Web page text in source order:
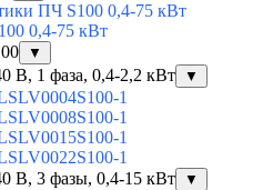
ПЧ S100 0,4-75 кВт
0,4-75 кВт
▼
В, 1 фаза, 0,4-2,2 кВт ▼
1
1
1
1
В, 3 фазы, 0,4-15 кВт
▼